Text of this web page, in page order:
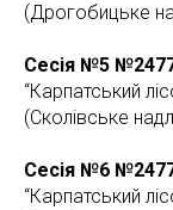
(Дрогобицьке
Сесія №5
“Карпатський
(Сколівське
Сесія №6
“Карпатський